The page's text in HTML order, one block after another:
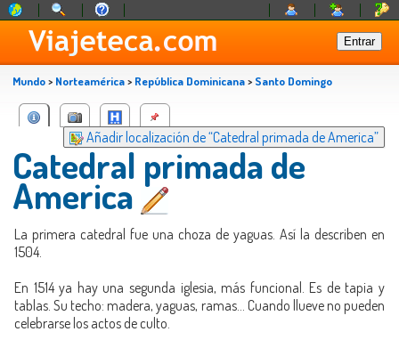
Mundo> Norteamérica> República Dominicana> Santo Domingo
Añadir localización de “Catedral primada de America”
Catedral primada de
America
La primera catedral fue una choza de yaguas. Así la describen en
1504.
En 1514 ya hay una segunda iglesia, más funcional. Es de tapia y
tablas. Su techo: madera, yaguas, ramas… Cuando llueve no pueden
celebrarse los actos de culto.